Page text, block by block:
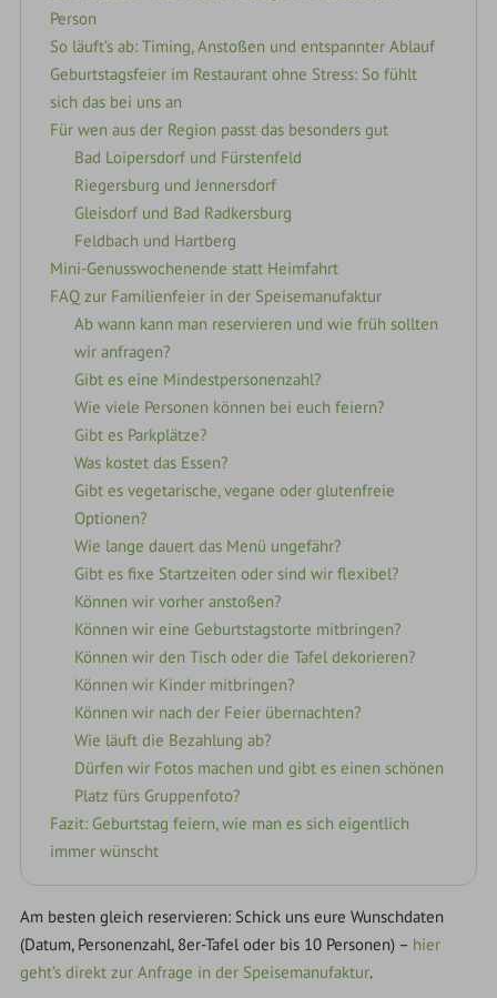
Person
So läuft’s ab: Timing, Anstoßen und entspannter Ablauf
Geburtstagsfeier im Restaurant ohne Stress: So fühlt
sich das bei uns an
Für wen aus der Region passt das besonders gut
Bad Loipersdorf und Fürstenfeld
Riegersburg und Jennersdorf
Gleisdorf und Bad Radkersburg
Feldbach und Hartberg
Mini-Genusswochenende statt Heimfahrt
FAQ zur Familienfeier in der Speisemanufaktur
Ab wann kann man reservieren und wie früh sollten
wir anfragen?
Gibt es eine Mindestpersonenzahl?
Wie viele Personen können bei euch feiern?
Gibt es Parkplätze?
Was kostet das Essen?
Gibt es vegetarische, vegane oder glutenfreie
Optionen?
Wie lange dauert das Menü ungefähr?
Gibt es fixe Startzeiten oder sind wir flexibel?
Können wir vorher anstoßen?
Können wir eine Geburtstagstorte mitbringen?
Können wir den Tisch oder die Tafel dekorieren?
Können wir Kinder mitbringen?
Können wir nach der Feier übernachten?
Wie läuft die Bezahlung ab?
Dürfen wir Fotos machen und gibt es einen schönen
Platz fürs Gruppenfoto?
Fazit: Geburtstag feiern, wie man es sich eigentlich
immer wünscht
Am besten gleich reservieren: Schick uns eure Wunschdaten
(Datum, Personenzahl, 8er-Tafel oder bis 10 Personen) – hier
geht’s direkt zur Anfrage in der Speisemanufaktur.